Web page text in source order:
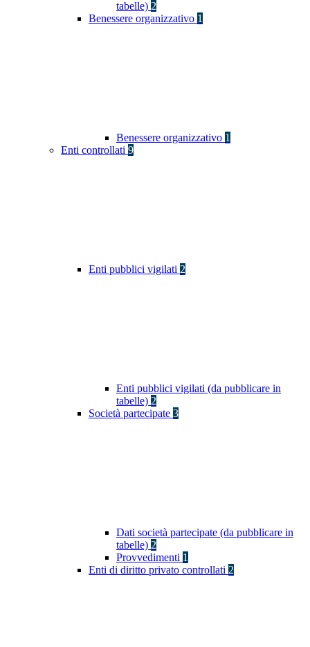
tabelle) 2
Benessere organizzativo 1
Benessere organizzativo 1
Enti controllati 9
Enti pubblici vigilati 2
Enti pubblici vigilati (da pubblicare in
tabelle) 2
Società partecipate 3
Dati società partecipate (da pubblicare in
tabelle) 2
Provvedimenti 1
Enti di diritto privato controllati 2